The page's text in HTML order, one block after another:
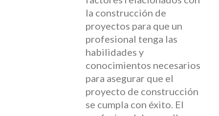
la construcción de
proyectos para que un
profesional tenga las
habilidades y
conocimientos necesarios
para asegurar que el
proyecto de construcción
se cumpla con éxito. El